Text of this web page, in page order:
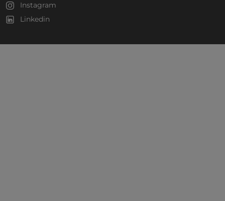
Instagram
Linkedin